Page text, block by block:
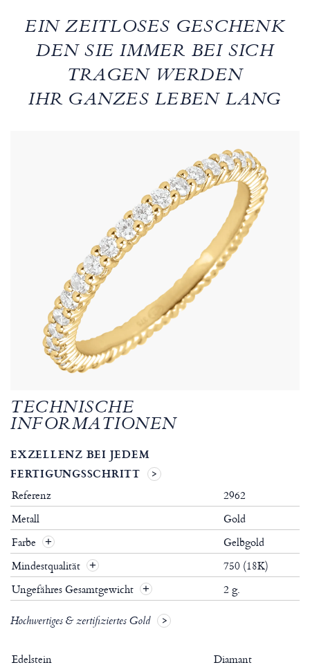
EIN ZEITLOSES GESCHENK
DEN SIE IMMER BEI SICH
TRAGEN WERDEN
IHR GANZES LEBEN LANG
TECHNISCHE
INFORMATIONEN
EXZELLENZ BEI JEDEM
FERTIGUNGSSCHRITT
Referenz
2962
Metall
Gold
Farbe
Gelbgold
Mindestqualität
750 (18K)
Ungefähres Gesamtgewicht
2 g.
Hochwertiges & zertifiziertes Gold
Edelstein Diamant